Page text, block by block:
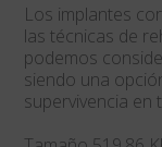
Los implantes
las técnicas de
podemos
siendo una
supervivencia en